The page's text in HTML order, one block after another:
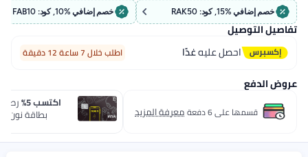
خصم إضافي %10, كود: FAB10
غدًا اطلب خلال 7 ساعة 12 دقيقة
معرفة المزيد
رصيد مسترجع مع
بطاقة نون one الائتمانية.